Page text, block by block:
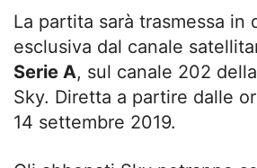
La partita sarà trasmessa in
esclusiva dal canale
Serie A, sul canale 202
Sky. Diretta a partire dalle
14 settembre 2019.